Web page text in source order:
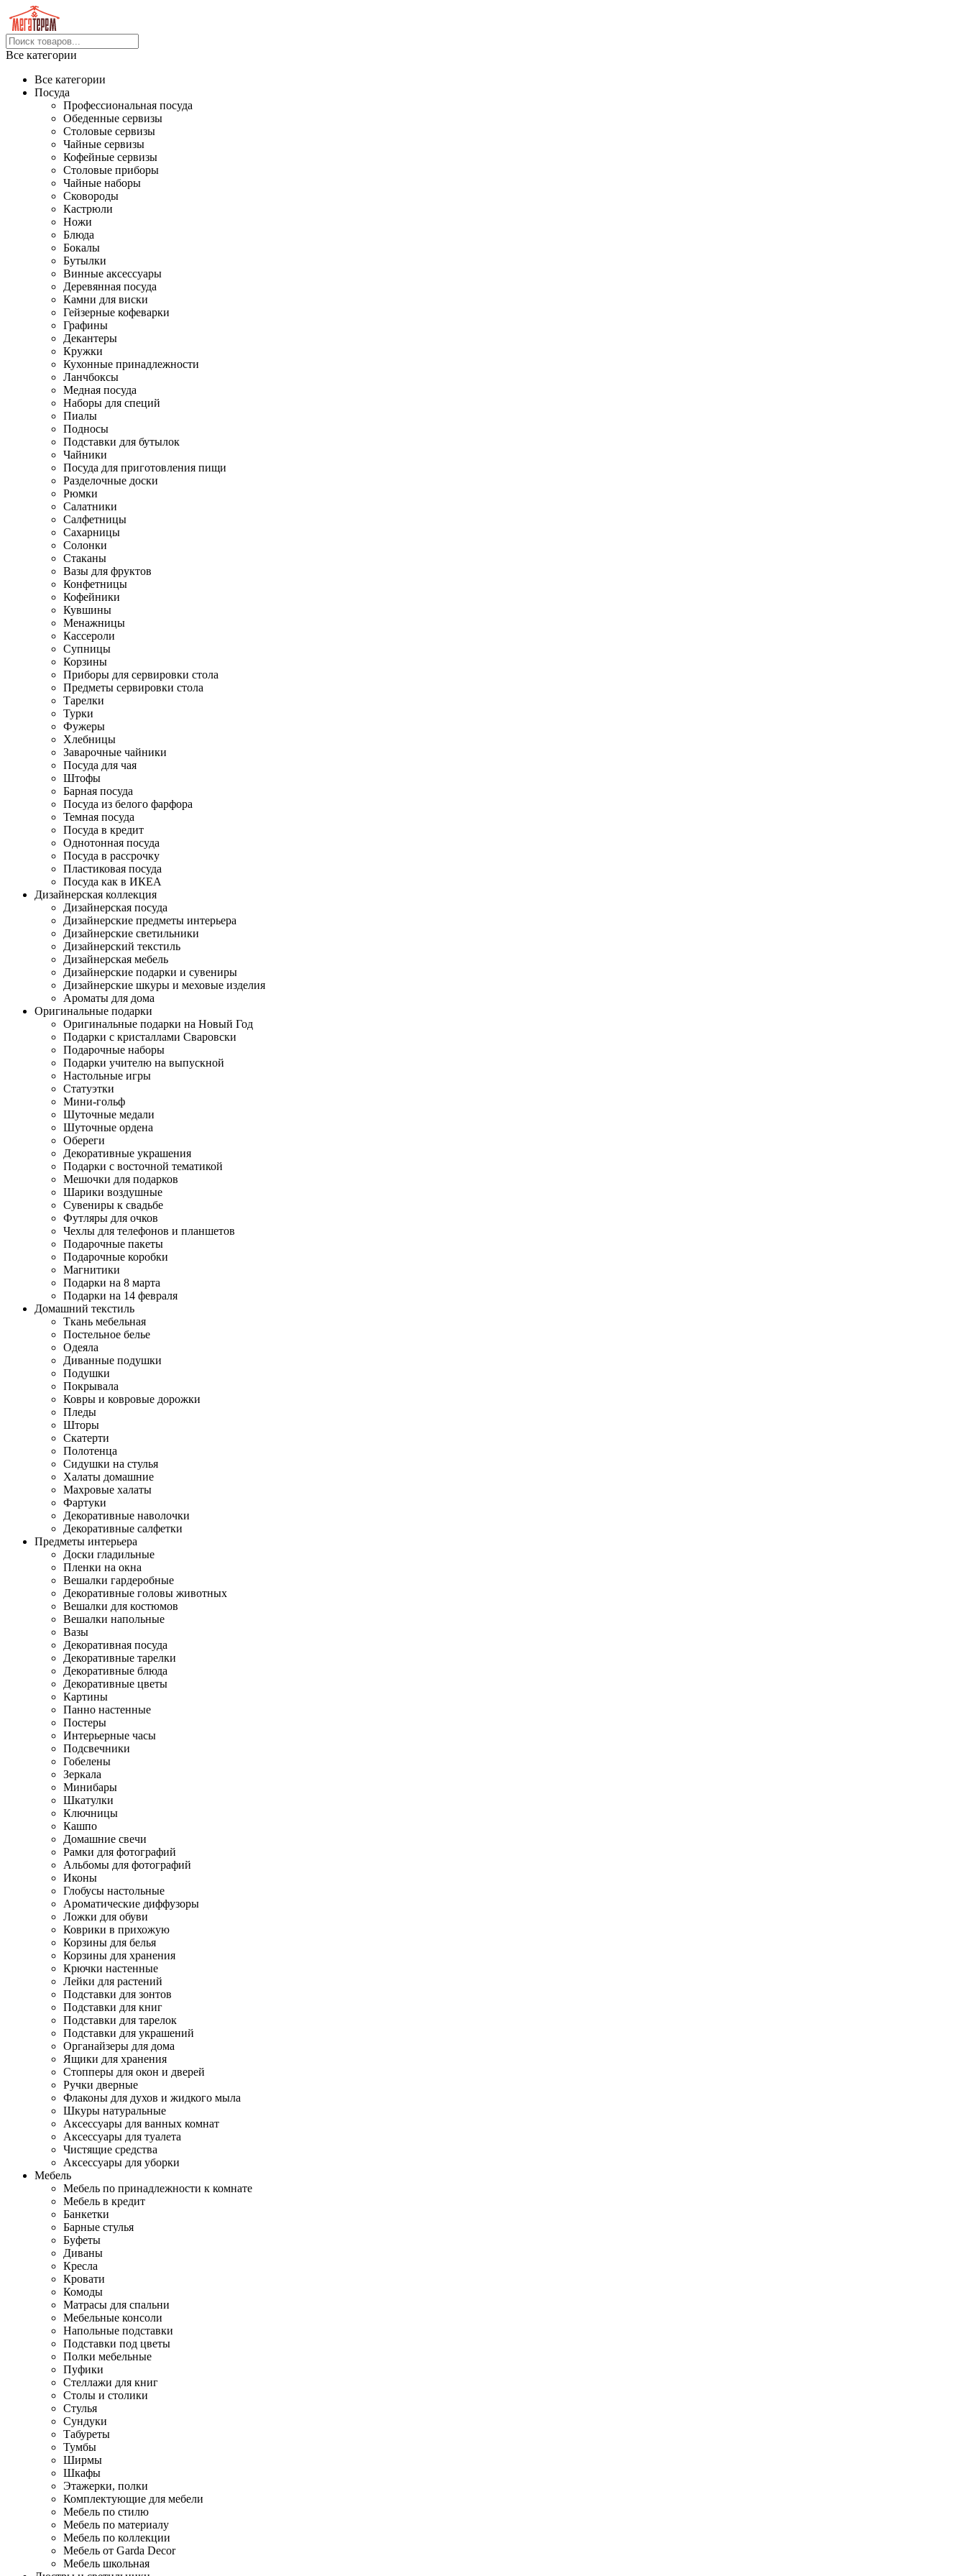
Все категории
Все категории
Посуда
Профессиональная посуда
Обеденные сервизы
Столовые сервизы
Чайные сервизы
Кофейные сервизы
Столовые приборы
Чайные наборы
Сковороды
Кастрюли
Ножи
Блюда
Бокалы
Бутылки
Винные аксессуары
Деревянная посуда
Камни для виски
Гейзерные кофеварки
Графины
Декантеры
Кружки
Кухонные принадлежности
Ланчбоксы
Медная посуда
Наборы для специй
Пиалы
Подносы
Подставки для бутылок
Чайники
Посуда для приготовления пищи
Разделочные доски
Рюмки
Салатники
Салфетницы
Сахарницы
Солонки
Стаканы
Вазы для фруктов
Конфетницы
Кофейники
Кувшины
Менажницы
Кассероли
Супницы
Корзины
Приборы для сервировки стола
Предметы сервировки стола
Тарелки
Турки
Фужеры
Хлебницы
Заварочные чайники
Посуда для чая
Штофы
Барная посуда
Посуда из белого фарфора
Темная посуда
Посуда в кредит
Однотонная посуда
Посуда в рассрочку
Пластиковая посуда
Посуда как в ИКЕА
Дизайнерская коллекция
Дизайнерская посуда
Дизайнерские предметы интерьера
Дизайнерские светильники
Дизайнерский текстиль
Дизайнерская мебель
Дизайнерские подарки и сувениры
Дизайнерские шкуры и меховые изделия
Ароматы для дома
Оригинальные подарки
Оригинальные подарки на Новый Год
Подарки с кристаллами Сваровски
Подарочные наборы
Подарки учителю на выпускной
Настольные игры
Статуэтки
Мини-гольф
Шуточные медали
Шуточные ордена
Обереги
Декоративные украшения
Подарки с восточной тематикой
Мешочки для подарков
Шарики воздушные
Сувениры к свадьбе
Футляры для очков
Чехлы для телефонов и планшетов
Подарочные пакеты
Подарочные коробки
Магнитики
Подарки на 8 марта
Подарки на 14 февраля
Домашний текстиль
Ткань мебельная
Постельное белье
Одеяла
Диванные подушки
Подушки
Покрывала
Ковры и ковровые дорожки
Пледы
Шторы
Скатерти
Полотенца
Сидушки на стулья
Халаты домашние
Махровые халаты
Фартуки
Декоративные наволочки
Декоративные салфетки
Предметы интерьера
Доски гладильные
Пленки на окна
Вешалки гардеробные
Декоративные головы животных
Вешалки для костюмов
Вешалки напольные
Вазы
Декоративная посуда
Декоративные тарелки
Декоративные блюда
Декоративные цветы
Картины
Панно настенные
Постеры
Интерьерные часы
Подсвечники
Гобелены
Зеркала
Минибары
Шкатулки
Ключницы
Кашпо
Домашние свечи
Рамки для фотографий
Альбомы для фотографий
Иконы
Глобусы настольные
Ароматические диффузоры
Ложки для обуви
Коврики в прихожую
Корзины для белья
Корзины для хранения
Крючки настенные
Лейки для растений
Подставки для зонтов
Подставки для книг
Подставки для тарелок
Подставки для украшений
Органайзеры для дома
Ящики для хранения
Стопперы для окон и дверей
Ручки дверные
Флаконы для духов и жидкого мыла
Шкуры натуральные
Аксессуары для ванных комнат
Аксессуары для туалета
Чистящие средства
Аксессуары для уборки
Мебель
Мебель по принадлежности к комнате
Мебель в кредит
Банкетки
Барные стулья
Буфеты
Диваны
Кресла
Кровати
Комоды
Матрасы для спальни
Мебельные консоли
Напольные подставки
Подставки под цветы
Полки мебельные
Пуфики
Стеллажи для книг
Столы и столики
Стулья
Сундуки
Табуреты
Тумбы
Ширмы
Шкафы
Этажерки, полки
Комплектующие для мебели
Мебель по стилю
Мебель по материалу
Мебель по коллекции
Мебель от Garda Decor
Мебель школьная